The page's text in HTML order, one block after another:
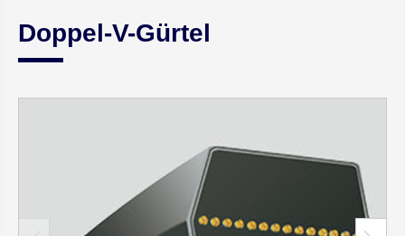
Doppel-V-Gürtel